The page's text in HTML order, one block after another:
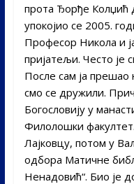
прота Ђорђе Колџић
упокојио се 2005.
Професор Никола и
пријатељи. Често је
После сам ја
смо се дружили.
Богословију у
Филолошки
Лајковцу, потом у
одбора Матичне
Ненадовић“. Био је